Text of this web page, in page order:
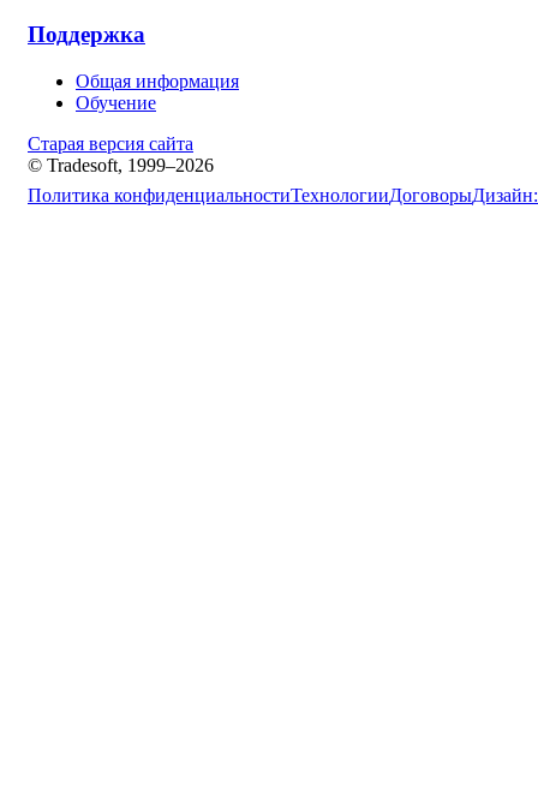
Поддержка
Общая информация
Обучение
Старая версия сайта
© Tradesoft, 1999–2026
Политика конфиденциальностиТехнологииДоговорыДизайн: